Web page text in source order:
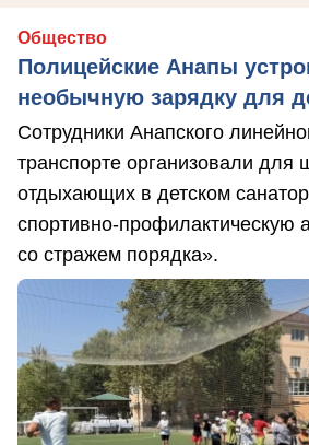
Общество
Полицейские Анапы
необычную зарядку для
Сотрудники Анапского
транспорте организовали для
отдыхающих в детском
спортивно-профилактическую
со стражем порядка».